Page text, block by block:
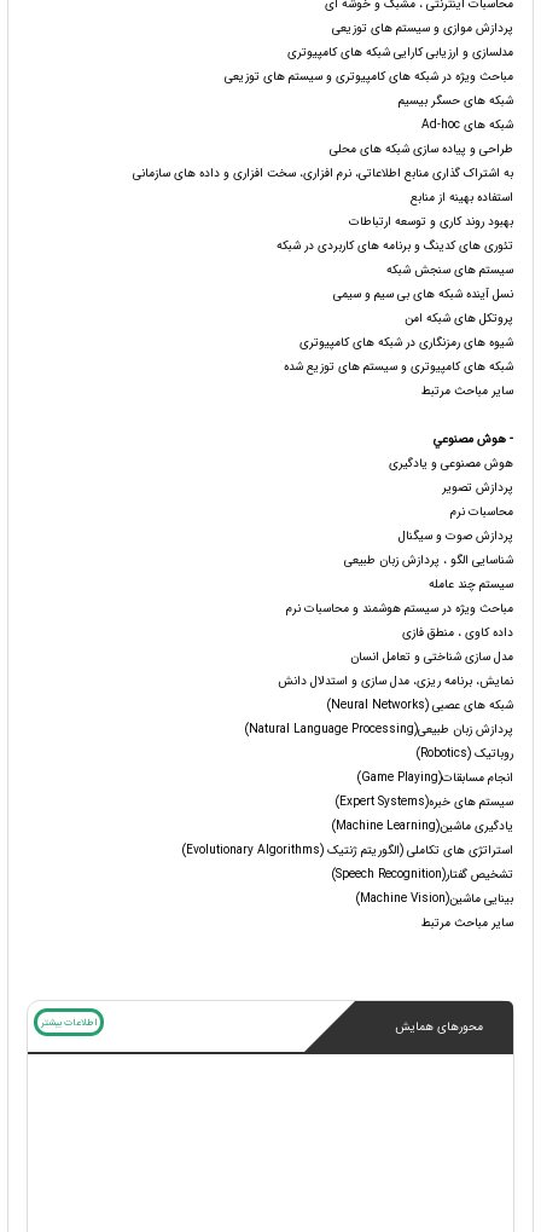
محاسبات اینترنتی ، مشبک و خوشه ای
پردازش موازی و سیستم های توزیعی
مدلسازی و ارزیابی کارایی شبکه های کامپیوتری
مباحث ویژه در شبکه های کامپیوتری و سیستم های توزیعی
شبکه های حسگر بیسیم
شبکه های Ad-hoc
طراحی و پیاده سازی شبکه های محلی
به اشتراک گذاری منابع اطلاعاتی، نرم افزاری، سخت افزاری و داده های سازمانی
استفاده بهینه از منابع
بهبود روند کاری و توسعه ارتباطات
تئوری های کدینگ و برنامه های کاربردی در شبکه
سیستم های سنجش شبکه
نسل آینده شبکه های بی سیم و سیمی
پروتکل های شبکه امن
شیوه های رمزنگاری در شبکه های کامپیوتری
شبکه های کامپیوتری و سیستم های توزیع شده
سایر مباحث مرتبط
- هوش مصنوعي
هوش مصنوعی و یادگیری
پردازش تصویر
محاسبات نرم
پردازش صوت و سیگنال
شناسایی الگو ، پردازش زبان طبیعی
سیستم چند عامله
مباحث ویژه در سیستم هوشمند و محاسبات نرم
داده کاوی ، منطق فازی
مدل سازی شناختی و تعامل انسان
نمایش، برنامه ریزی، مدل سازی و استدلال دانش
شبکه های عصبی (Neural Networks)
پردازش زبان طبیعی(Natural Language Processing)
روباتیک (Robotics)
انجام مسابقات(Game Playing)
سیستم های خبره(Expert Systems)
یادگیری ماشین(Machine Learning)
استراتژی های تکاملی (الگوریتم ژنتیک (Evolutionary Algorithms)
تشخیص گفتار(Speech Recognition)
بینایی ماشین(Machine Vision)
سایر مباحث مرتبط
محورهای همایش اطلاعات بیشتر